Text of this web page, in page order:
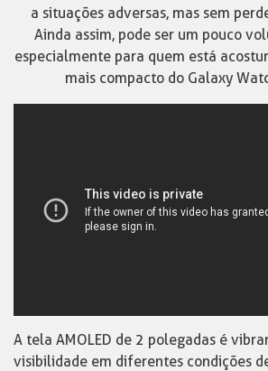
a situações adversas, mas sem
Ainda assim, pode ser um pouco
especialmente para quem está
mais compacto do Galaxy
A tela AMOLED de 2 polegadas é
visibilidade em diferentes condições